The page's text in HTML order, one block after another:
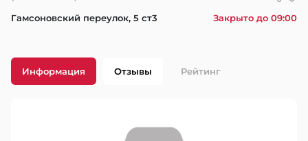
Гамсоновский переулок, 5 ст3
Закрыто до 09:00
Информация Отзывы Рейтинг